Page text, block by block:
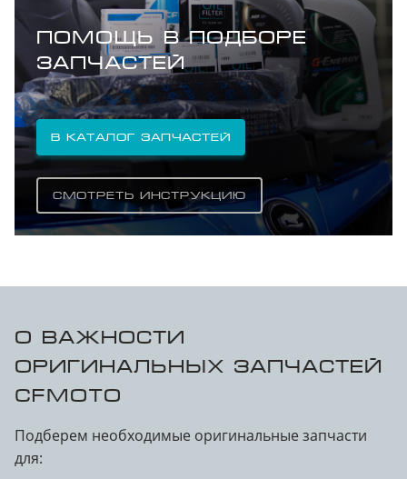
ПОМОЩЬ В ПОДБОРЕ
ЗАПЧАСТЕЙ
В каталог запчастей
Смотреть инструкцию
О ВАЖНОСТИ
ОРИГИНАЛЬНЫХ ЗАПЧАСТЕЙ
CFMOTO
Подберем необходимые оригинальные запчасти
для: